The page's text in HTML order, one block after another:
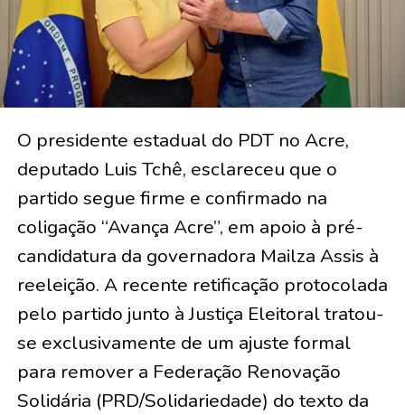
O presidente estadual do PDT no Acre,
deputado Luis Tchê, esclareceu que o
partido segue firme e confirmado na
coligação “Avança Acre”, em apoio à pré-
candidatura da governadora Mailza Assis à
reeleição. A recente retificação protocolada
pelo partido junto à Justiça Eleitoral tratou-
se exclusivamente de um ajuste formal
para remover a Federação Renovação
Solidária (PRD/Solidariedade) do texto da